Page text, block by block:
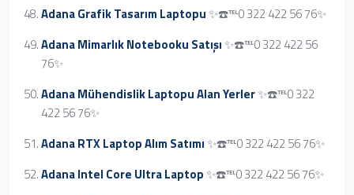
Adana Grafik Tasarım Laptopu✨☎️℡0 322 422 56 76✨
Adana Mimarlık Notebooku Satışı✨☎️℡0 322 422 56
76✨
Adana Mühendislik Laptopu Alan Yerler✨☎️℡0 322
422 56 76✨
Adana RTX Laptop Alım Satımı✨☎️℡0 322 422 56 76✨
Adana Intel Core Ultra Laptop✨☎️℡0 322 422 56 76✨